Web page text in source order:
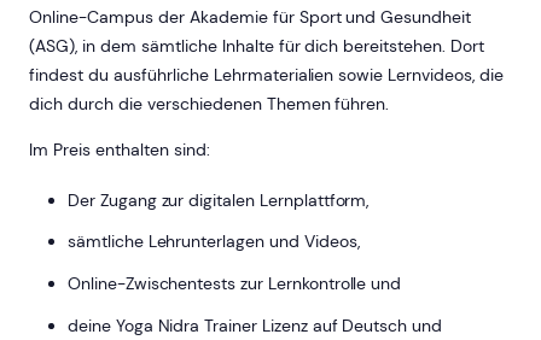
Online-Campus der Akademie für Sport und Gesundheit
(ASG), in dem sämtliche Inhalte für dich bereitstehen. Dort
findest du ausführliche Lehrmaterialien sowie Lernvideos, die
dich durch die verschiedenen Themen führen.
Im Preis enthalten sind:
Der Zugang zur digitalen Lernplattform,
sämtliche Lehrunterlagen und Videos,
Online-Zwischentests zur Lernkontrolle und
deine Yoga Nidra Trainer Lizenz auf Deutsch und